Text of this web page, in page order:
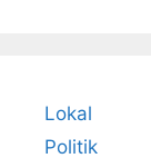
Lokal
Politik